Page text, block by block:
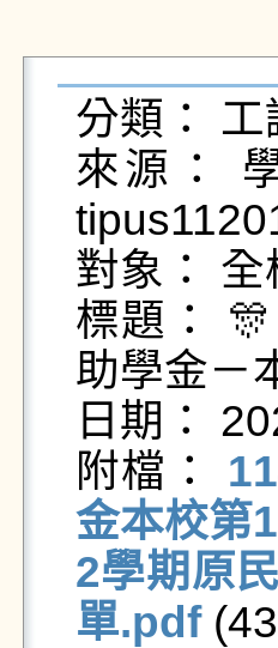
分類：
來源：
對象：
標題：
助學金－
日期：
附檔：
金本校第
2學期原
單.pdf